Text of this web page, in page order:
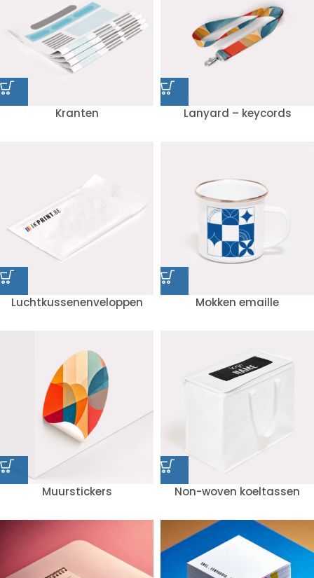
Kranten Lanyard – keycords
Luchtkussenenveloppen Mokken emaille
Muurstickers Non-woven koeltassen